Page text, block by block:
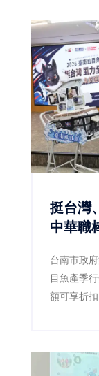
挺台灣、吃好
中華職
台南市政
目魚產季
額可享折